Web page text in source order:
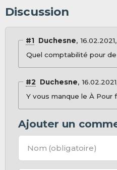
Discussion
#1 Duchesne
Quel comptabilité pour
#2 Duchesne
Y vous manque le À Pour
Ajouter un
Nom (obligatoire)